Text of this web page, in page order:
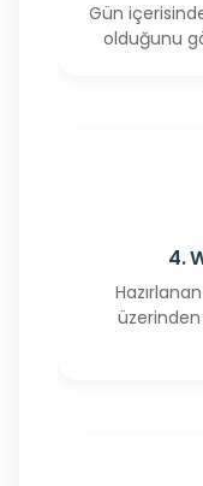
Gün
olduğunu
4.
üzerinden